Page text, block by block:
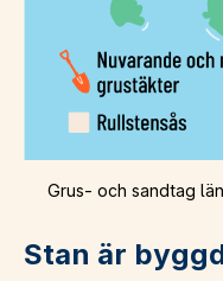
Grus- och sandtag
Stan är